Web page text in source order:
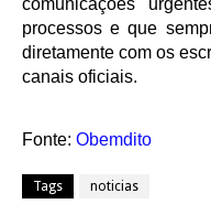
comunicações
processos e que
diretamente com os
canais oficiais.
Fonte: Obemdito
Tags noticias